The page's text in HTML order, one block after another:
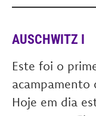
AUSCHWITZ I
Este foi o
acampamento
Hoje em dia